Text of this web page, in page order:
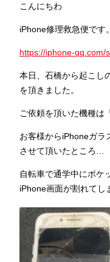
こんにちわ
iPhone修理救急便です。
https://iphone-qq.com/
本日、石橋から起こし
を頂きました。
ご依頼を頂いた機種は
お客様からiPhoneガラ
させて頂いたところ…
自転車で通学中にポケ
iPhone画面が割れてし